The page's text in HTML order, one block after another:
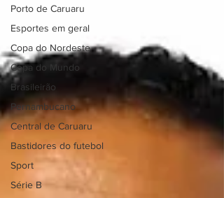
Porto de Caruaru
Esportes em geral
Copa do Nordeste
Copa do Mundo
Brasileirão
Pernambucano
Central de Caruaru
Bastidores do futebol
Sport
Série B